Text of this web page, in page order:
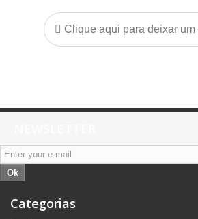
Clique aqui para deixar um
Ok
Categorias